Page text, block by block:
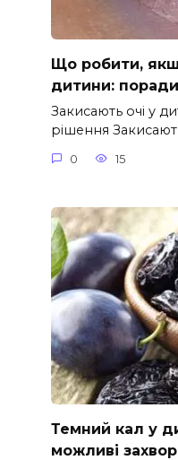
Що робити,
дитини:
Закисають очі у
рішення
0 15
Темний кал у
можливі